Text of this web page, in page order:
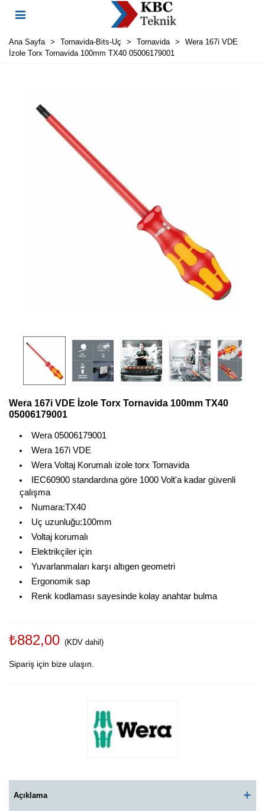
Ana Sayfa > Tornavida-Bits-Uç > Tornavida >
Wera 167i VDE
İzole Torx Tornavida 100mm TX40 05006179001
Wera 167i VDE İzole Torx Tornavida 100mm TX40
05006179001
Wera 05006179001
Wera 167i VDE
Wera Voltaj Korumalı izole torx Tornavida
IEC60900 standardına göre 1000 Volt'a kadar güvenli
çalışma
Numara:TX40
Uç uzunluğu:100mm
Voltaj korumalı
Elektrikçiler için
Yuvarlanmaları karşı altıgen geometri
Ergonomik sap
Renk kodlaması sayesinde kolay anahtar bulma
₺882,00 (KDV dahil)
Sipariş için bize ulaşın.
Açıklama